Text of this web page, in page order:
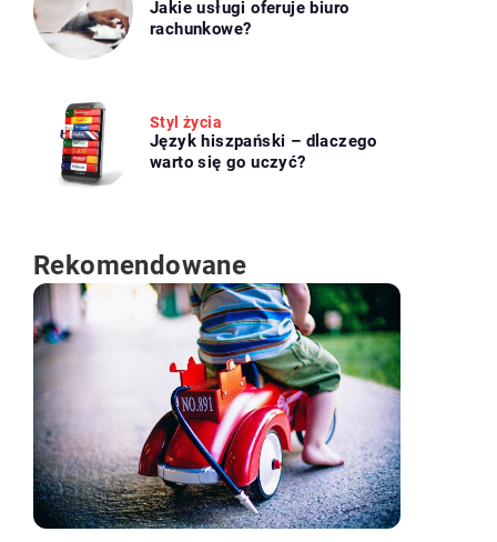
Jakie usługi oferuje biuro
rachunkowe?
Styl życia
Język hiszpański – dlaczego
warto się go uczyć?
Rekomendowane